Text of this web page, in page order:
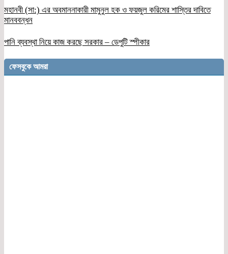
মহানবী (সা:) এর অবমাননাকারী মামুনুল হক ও ফয়জুল করিমের শাস্তির দাবিতে
মানববন্ধন
পানি ব্যবস্থা নিয়ে কাজ করছে সরকার – ডেপুটি স্পীকার
ফেসবুকে আমরা